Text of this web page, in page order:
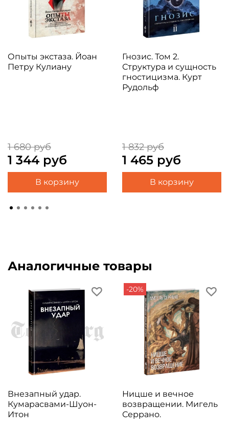
Опыты экстаза. Йоан
Петру Кулиану
1 680 руб
1 344 руб
В корзину
Гнозис. Том 2.
Структура и сущность
гностицизма. Курт
Рудольф
1 832 руб
1 465 руб
В корзину
Аналогичные товары
Внезапный удар.
Кумарасвами-Шуон-
Итон
-20%
Ницше и вечное
возвращении. Мигель
Серрано.